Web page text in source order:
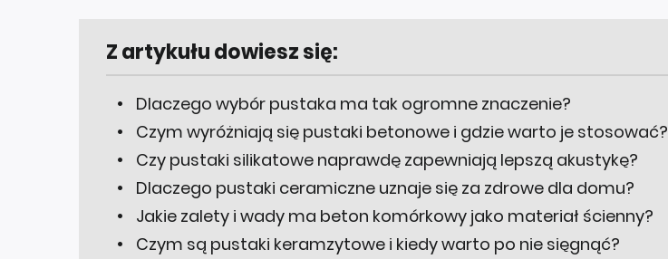
Z artykułu dowiesz się:
Dlaczego wybór pustaka ma tak ogromne znaczenie?
Czym wyróżniają się pustaki betonowe i gdzie warto je stosować?
Czy pustaki silikatowe naprawdę zapewniają lepszą akustykę?
Dlaczego pustaki ceramiczne uznaje się za zdrowe dla domu?
Jakie zalety i wady ma beton komórkowy jako materiał ścienny?
Czym są pustaki keramzytowe i kiedy warto po nie sięgnąć?